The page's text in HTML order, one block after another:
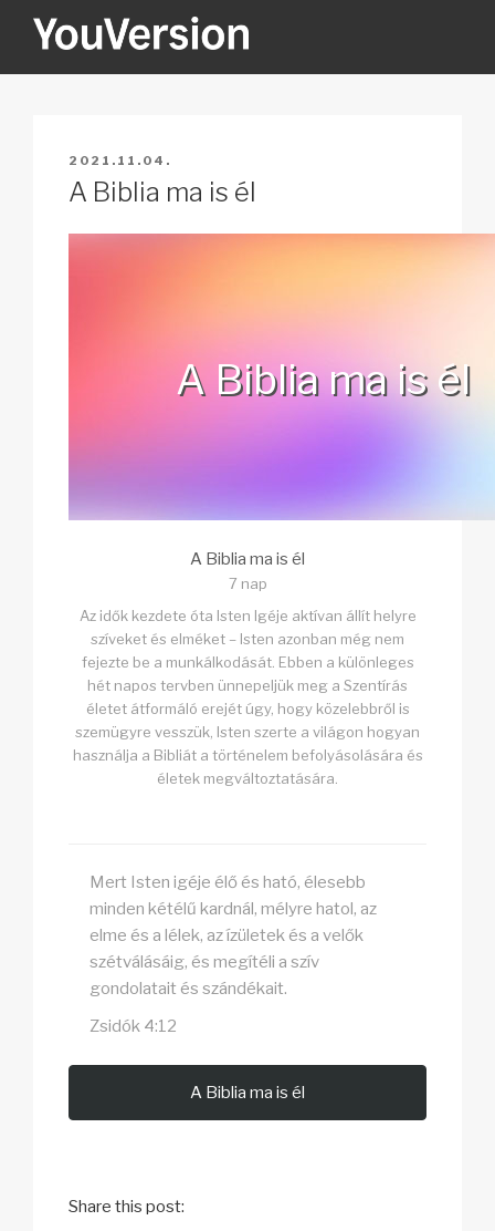
YOUVERSION
BEKÜLDVE:
2021.11.04.
A Biblia ma is él
A Biblia ma is él
A Biblia ma is él
7 nap
Az idők kezdete óta Isten Igéje aktívan állít helyre
szíveket és elméket – Isten azonban még nem
fejezte be a munkálkodását. Ebben a különleges
hét napos tervben ünnepeljük meg a Szentírás
életet átformáló erejét úgy, hogy közelebbről is
szemügyre vesszük, Isten szerte a világon hogyan
használja a Bibliát a történelem befolyásolására és
életek megváltoztatására.
Mert Isten igéje élő és ható, élesebb
minden kétélű kardnál, mélyre hatol, az
elme és a lélek, az ízületek és a velők
szétválásáig, és megítéli a szív
gondolatait és szándékait.
Zsidók 4:12
A Biblia ma is él
Share this post: